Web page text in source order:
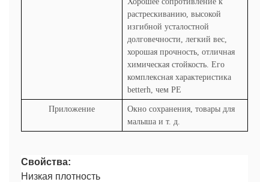
растрескиванию, высокой
изгибной усталостной
долговечности, легкий вес,
хорошая прочность, отличная
химическая стойкость. Его
комплексная характеристика
betterh, чем PE
Приложение
Окно сохранения, товары для
малыша и т. д.
Свойства:
Низкая плотность